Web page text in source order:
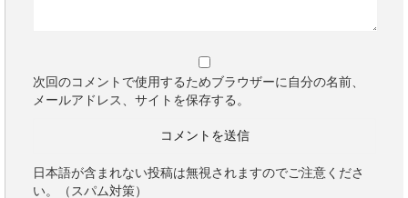
次回のコメントで使用するためブラウザーに自分の名前、
メールアドレス、サイトを保存する。
日本語が含まれない投稿は無視されますのでご注意くださ
い。（スパム対策）